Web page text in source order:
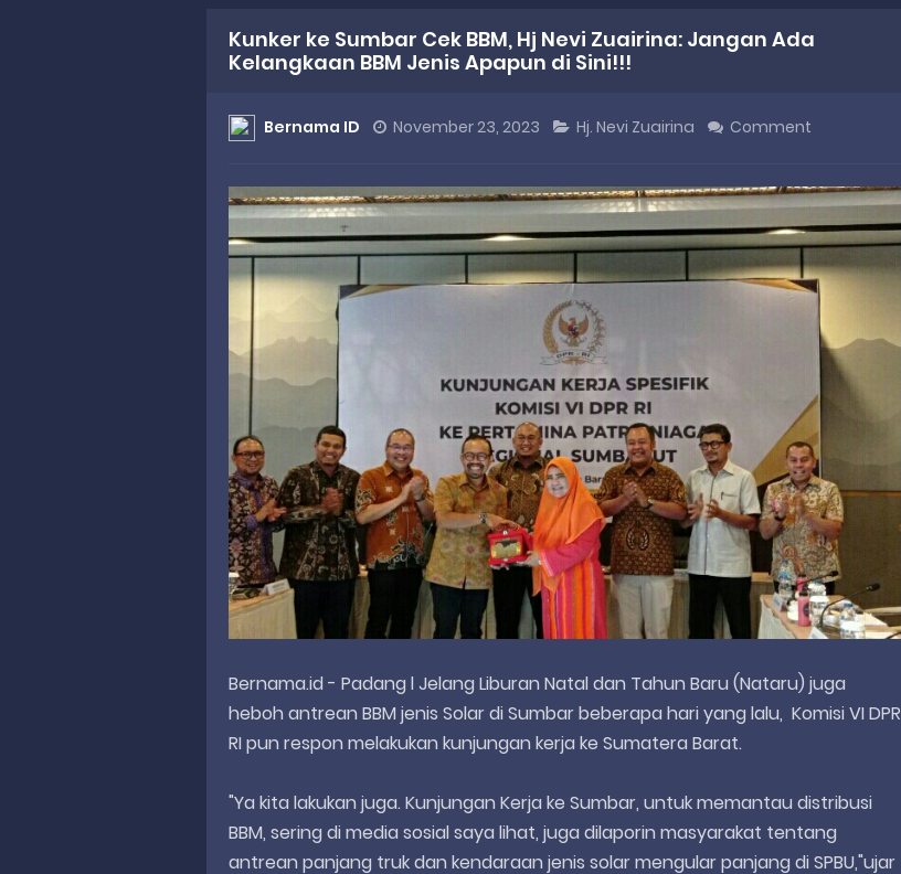
Kunker ke Sumbar Cek BBM, Hj Nevi Zuairina: Jangan Ada
Kelangkaan BBM Jenis Apapun di Sini!!!
Bernama ID November 23, 2023 Hj. Nevi Zuairina Comment
Bernama.id - Padang l Jelang Liburan Natal dan Tahun Baru (Nataru) juga
heboh antrean BBM jenis Solar di Sumbar beberapa hari yang lalu, Komisi VI DPR
RI pun respon melakukan kunjungan kerja ke Sumatera Barat.
"Ya kita lakukan juga. Kunjungan Kerja ke Sumbar, untuk memantau distribusi
BBM, sering di media sosial saya lihat, juga dilaporin masyarakat tentang
antrean panjang truk dan kendaraan jenis solar mengular panjang di SPBU,"ujar